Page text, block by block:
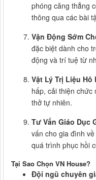
phóng căng thẳng
thông qua các bài
Vận Động Sớm
đặc biệt dành cho
động và trí tuệ từ
Vật Lý Trị Liệu Hô
hấp, cải thiện chức
thở tự nhiên.
Tư Vấn Giáo Dục
vấn cho gia đình
quá trình phục hồi
Tại Sao Chọn VN House?
Đội ngũ chuyên